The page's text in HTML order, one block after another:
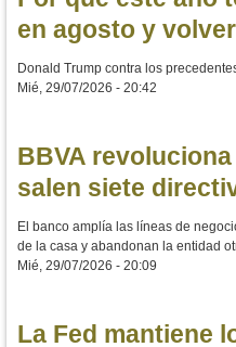
en agosto y
Donald Trump contra los
Mié, 29/07/2026 - 20:42
BBVA
salen siete
El banco amplía las líneas de
de la casa y abandonan la entidad
Mié, 29/07/2026 - 20:09
La Fed mantiene